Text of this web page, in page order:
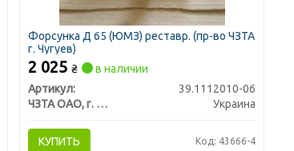
Форсунка Д 65 (ЮМЗ) реставр. (пр-во ЧЗТА
г. Чугуев)
2 025₴
в наличии
Артикул:
39.1112010-06
ЧЗТА ОАО, г. Чугуев
Украина
КУПИТЬ Код: 43666-4